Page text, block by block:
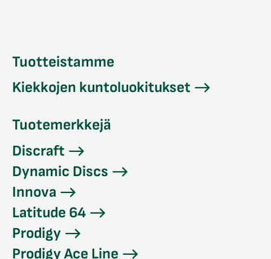
Tuotteistamme
Kiekkojen kuntoluokitukset
Tuotemerkkejä
Discraft
Dynamic Discs
Innova
Latitude 64
Prodigy
Prodigy Ace Line